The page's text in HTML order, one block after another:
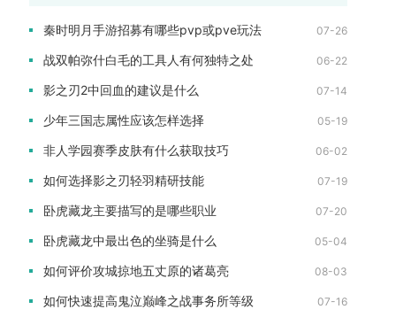
秦时明月手游招募有哪些pvp或pve玩法 07-26
战双帕弥什白毛的工具人有何独特之处 06-22
影之刃2中回血的建议是什么 07-14
少年三国志属性应该怎样选择 05-19
非人学园赛季皮肤有什么获取技巧 06-02
如何选择影之刃轻羽精研技能 07-19
卧虎藏龙主要描写的是哪些职业 07-20
卧虎藏龙中最出色的坐骑是什么 05-04
如何评价攻城掠地五丈原的诸葛亮 08-03
如何快速提高鬼泣巅峰之战事务所等级 07-16